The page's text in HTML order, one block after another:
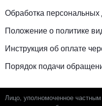
Обработка
Положение о политике
Инструкция об оплате
Порядок подачи
Лицо, уполномоченное